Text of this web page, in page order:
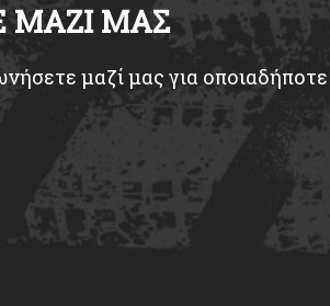
ΜΑΖΙ ΜΑΣ
μαζί μας για